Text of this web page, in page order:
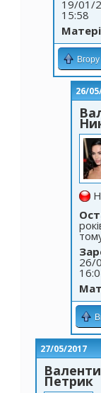
19/01/
15:58
Вгору
26/
26/
27/05/2017
Петрик